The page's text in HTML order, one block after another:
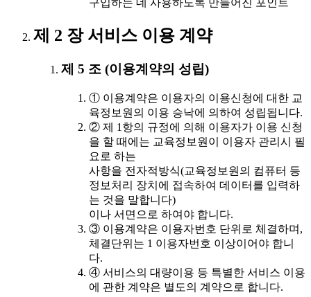
구입하는 데 사용하도록 만들어진 포인트
제 2 장 서비스 이용 계약
제 5 조 (이용계약의 성립)
① 이용계약은 이용자의 이용신청에 대한 교
육정보원의 이용 승낙에 의하여 성립됩니다.
② 제 1항의 규정에 의해 이용자가 이용 신청
을 할 때에는 교육정보원이 이용자 관리시 필
요로 하는
사항을 전자적방식(교육정보원의 컴퓨터 등
정보처리 장치에 접속하여 데이터를 입력하
는 것을 말합니다)
이나 서면으로 하여야 합니다.
③ 이용계약은 이용자번호 단위로 체결하며,
체결단위는 1 이용자번호 이상이어야 합니
다.
④ 서비스의 대량이용 등 특별한 서비스 이용
에 관한 계약은 별도의 계약으로 합니다.